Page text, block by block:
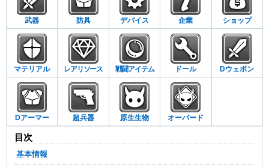
武器 防具 デバイス 企業 ショップ
マテリアル レアリソース 戦闘アイテム ドール Dウェポン
Dアーマー 超兵器 原生生物 オーバード
目次
基本情報